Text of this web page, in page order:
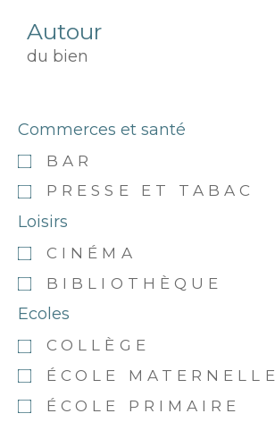
Autour
du bien
Commerces et santé
BAR
PRESSE ET TABAC
Loisirs
CINÉMA
BIBLIOTHÈQUE
Ecoles
COLLÈGE
ÉCOLE MATERNELLE
ÉCOLE PRIMAIRE